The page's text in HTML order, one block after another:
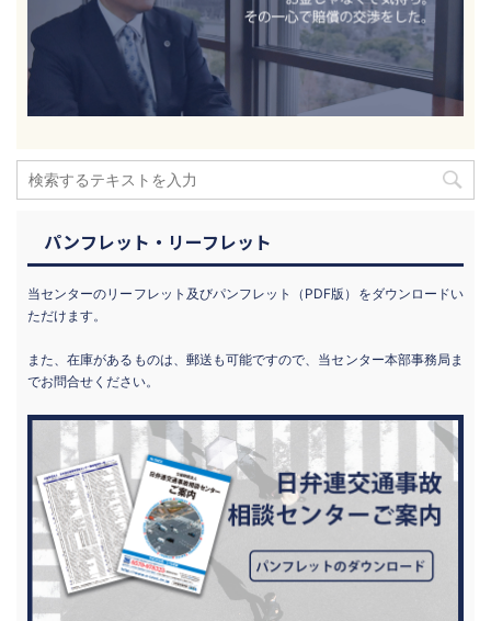
パンフレット・リーフレット
当センターのリーフレット及びパンフレット（PDF版）をダウンロードい
ただけます。
また、在庫があるものは、郵送も可能ですので、当センター本部事務局ま
でお問合せください。